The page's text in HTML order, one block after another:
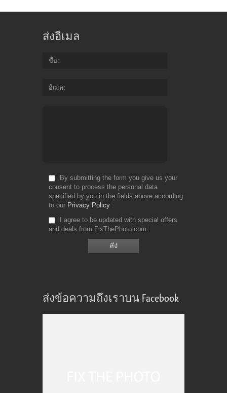
ส่งอีเมล
ชื่อ
อีเมล
By submitting the form you give us your
consent to process the personal data
specified by you in the fields above according
to our Privacy Policy
I agree to be updated with special offers
and deals from FixThePhoto.com
ส่งข้อความถึงเราบน Facebook